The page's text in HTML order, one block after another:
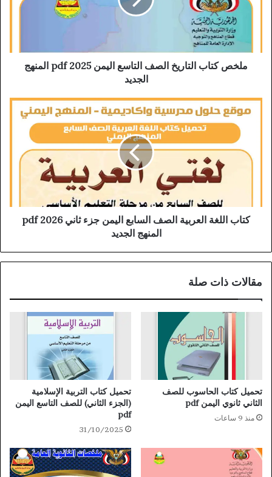
ملخص كتاب التاريخ الصف التاسع اليمن 2025 pdf المنهج
الجديد
كتاب اللغة العربية الصف السابع اليمن جزء ثاني 2026 pdf
المنهج الجديد
مقالات ذات صلة
تحميل كتاب الحاسوب للصف
الثاني ثانوي اليمن pdf
منذ 9 ساعات
تحميل كتاب التربية الإسلامية
(الجزء الثاني) للصف التاسع اليمن
pdf
31/10/2025